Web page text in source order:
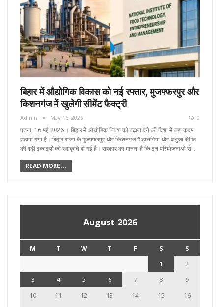
बिहार में औद्योगिक विकास को नई रफ्तार, मुजफ्फरपुर और
किशनगंज में खुलेगी सीमेंट फैक्ट्री
Admin May 16, 2026 0
पटना, 16 मई 2026 । बिहार में औद्योगिक निवेश को बढ़ावा देने की दिशा में बड़ा कदम
उठाया गया है। बिहार राज्य के मुजफ्फरपुर और किशनगंज में डालमिया और अंबुजा सीमेंट
की बड़ी इकाइयों को स्वीकृति दी गई है। सरकार का मानना है कि इन परियोजनाओं से…
READ MORE...
August 2026
M T W T F S
S
1
2
3
4 5 6 7 8
9
10
11 12 13 14 15
16